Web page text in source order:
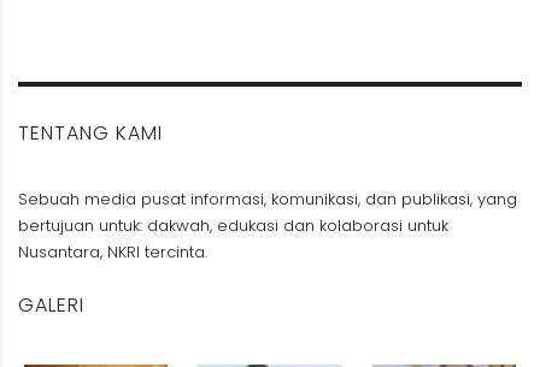
TENTANG KAMI
Sebuah media pusat informasi, komunikasi, dan publikasi, yang
bertujuan untuk: dakwah, edukasi dan kolaborasi untuk
Nusantara, NKRI tercinta.
GALERI